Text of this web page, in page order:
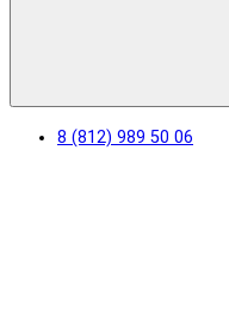
8 (812) 989 50 06